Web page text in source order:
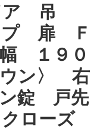
ア 吊
プ 扉 Ｆ
１９０
ン〉 右
錠 戸先
ローズ